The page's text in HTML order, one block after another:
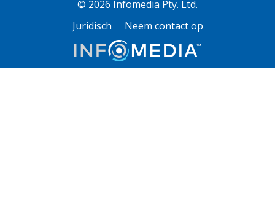
© 2026 Infomedia Pty. Ltd.
Juridisch
Neem contact op